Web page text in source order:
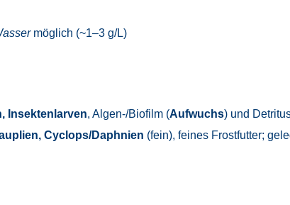
möglich (~1–3 g/L)
Insektenlarven, Algen-/Biofilm (Aufwuchs) und
Cyclops/Daphnien (fein), feines Frostfutter;